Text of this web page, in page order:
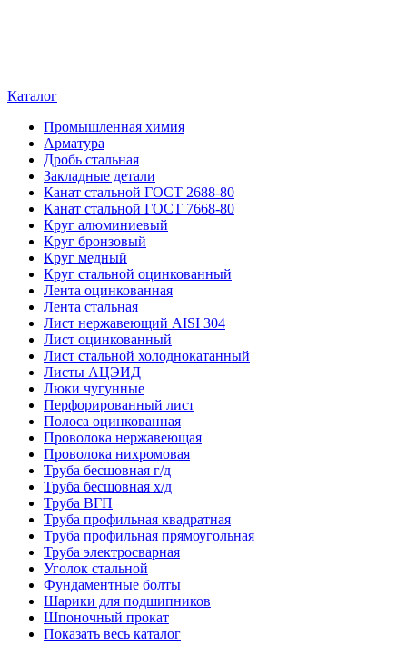
Каталог
Промышленная химия
Арматура
Дробь стальная
Закладные детали
Канат стальной ГОСТ 2688-80
Канат стальной ГОСТ 7668-80
Круг алюминиевый
Круг бронзовый
Круг медный
Круг стальной оцинкованный
Лента оцинкованная
Лента стальная
Лист нержавеющий AISI 304
Лист оцинкованный
Лист стальной холоднокатанный
Листы АЦЭИД
Люки чугунные
Перфорированный лист
Полоса оцинкованная
Проволока нержавеющая
Проволока нихромовая
Труба бесшовная г/д
Труба бесшовная х/д
Труба ВГП
Труба профильная квадратная
Труба профильная прямоугольная
Труба электросварная
Уголок стальной
Фундаментные болты
Шарики для подшипников
Шпоночный прокат
Показать весь каталог